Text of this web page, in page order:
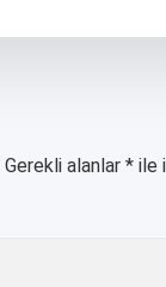
Gerekli alanlar * ile